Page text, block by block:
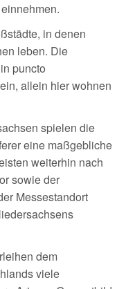
in denen
leben. Die
puncto
allein hier wohnen
spielen die
eine maßgebliche
weiterhin nach
sowie der
Messestandort
dem
viele